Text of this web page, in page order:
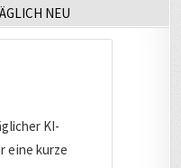
NEU